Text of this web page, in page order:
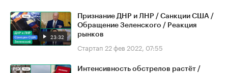
23:32
Признание ДНР и ЛНР / Санкции США /
Обращение Зеленского / Реакция
рынков
Стартап 22 фев 2022, 07:55
Интенсивность обстрелов растёт /